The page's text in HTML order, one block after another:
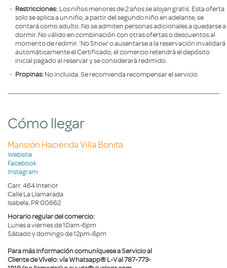
Restricciones: Los niños menores de 2 años se alojan gratis. Esta oferta
solo se aplica a un niño, a partir del segundo niño en adelante, se
contará como adulto. No se admiten personas adicionales a quedarse a
dormir. No válido en combinación con otras ofertas o descuentos al
momento de redimir. ‘No Show' o ausentarse a la reservación invalidará
automáticamente el Certificado, el comercio retendrá el depósito
inicial pagado al reservar y se considerará redimido.
Propinas:No incluida. Se recomienda recompensar el servicio
Cómo llegar
Mansión Hacienda Villa Bonita
Website
Facebook
Instagram
Carr. 464 Interior
Calle La Llamarada
Isabela, PR 00662
Horario regular del comercio:
Lunes a viernes de 10am-6pm
Sábado y domingo de 12pm-6pm
Para más información comuníquese a Servicio al
Cliente de Vívelo: vía Whatsapp® L-V al 787-773-